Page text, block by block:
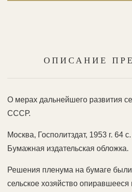
ОПИСАНИЕ
О мерах дальнейшего развития
СССР.
Москва, Госполитздат, 1953 г. 64
Бумажная издательская обложка.
Решения пленума на бумаге
сельское хозяйство опиравшееся